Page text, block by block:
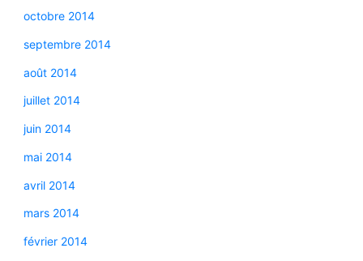
octobre 2014
septembre 2014
août 2014
juillet 2014
juin 2014
mai 2014
avril 2014
mars 2014
février 2014